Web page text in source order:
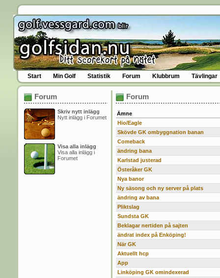
Start Min Golf Statistik Forum Klubbrum Tävlingar
Forum
Skriv nytt inlägg
Nytt inlägg i Forumet
Visa alla inlägg
Visa alla inlägg i
Forumet
Forum
Ämne
Hio/Eagle
Skövde GK ombyggnation banan
Comeback
ändring bana
Karlstad justerad
Österåker GK
Nya banor
Ny säsong och ny server på plats
ändring av bana
Pliktslag
Sundsta GK
Beklagar nertiden på sajten
ändrat index på Enköping!
När GK
Aktuellt hcp
App
Linköping GK omindexerad